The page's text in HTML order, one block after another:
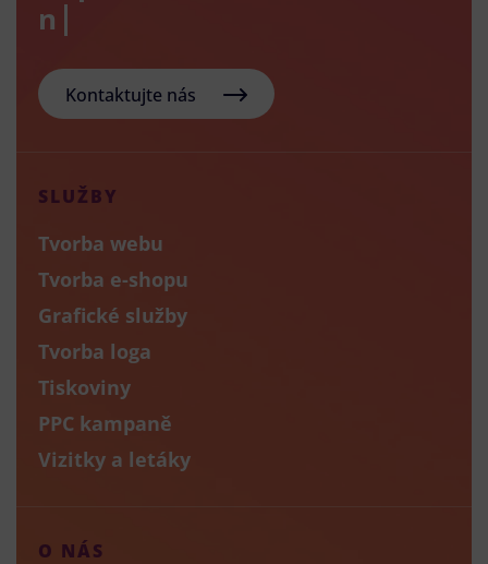
nový e
Kontaktujte nás
SLUŽBY
Tvorba webu
Tvorba e-shopu
Grafické služby
Tvorba loga
Tiskoviny
PPC kampaně
Vizitky a letáky
O NÁS